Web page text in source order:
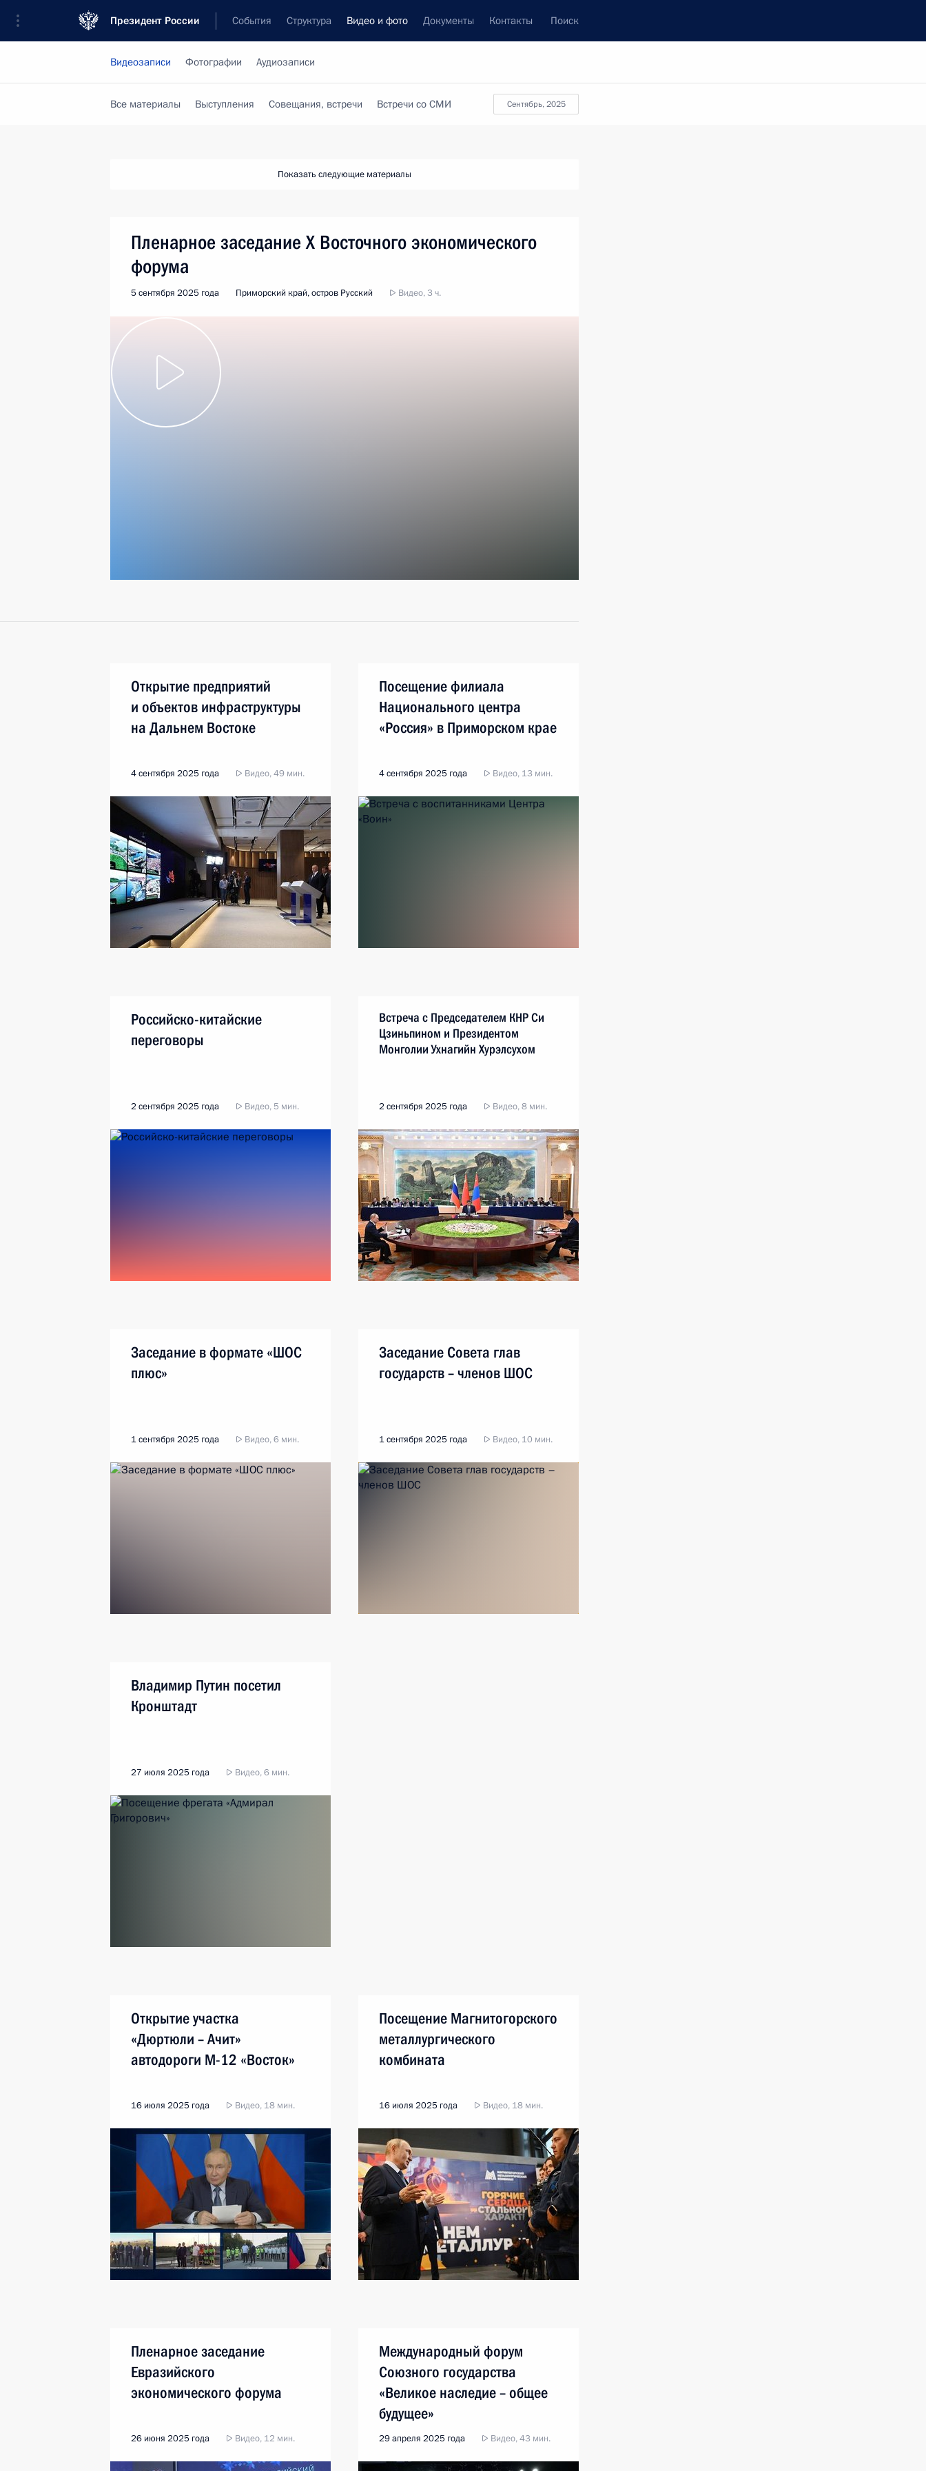
Президент России События Структура Видео и фото Документы Контакты Поиск
Видеозаписи Фотографии Аудиозаписи
сентябрь, 2025
Все материалы Выступления Совещания, встречи Встречи со СМИ
Показать следующие материалы
Пленарное заседание X Восточного экономического
форума
5 сентября 2025 года Приморский край, остров Русский Видео, 3 ч.
Открытие предприятий
и объектов инфраструктуры
на Дальнем Востоке
4 сентября 2025 года Видео, 49 мин.
Посещение филиала
Национального центра
«Россия» в Приморском крае
4 сентября 2025 года Видео, 13 мин.
Российско-китайские
переговоры
2 сентября 2025 года Видео, 5 мин.
Встреча с Председателем КНР Си
Цзиньпином и Президентом
Монголии Ухнагийн Хурэлсухом
2 сентября 2025 года Видео, 8 мин.
Заседание в формате «ШОС
плюс»
1 сентября 2025 года Видео, 6 мин.
Заседание Совета глав
государств – членов ШОС
1 сентября 2025 года Видео, 10 мин.
Владимир Путин посетил
Кронштадт
27 июля 2025 года Видео, 6 мин.
Открытие участка
«Дюртюли – Ачит»
автодороги М-12 «Восток»
16 июля 2025 года Видео, 18 мин.
Посещение Магнитогорского
металлургического
комбината
16 июля 2025 года Видео, 18 мин.
Пленарное заседание
Евразийского
экономического форума
26 июня 2025 года Видео, 12 мин.
Международный форум
Союзного государства
«Великое наследие – общее
будущее»
29 апреля 2025 года Видео, 43 мин.